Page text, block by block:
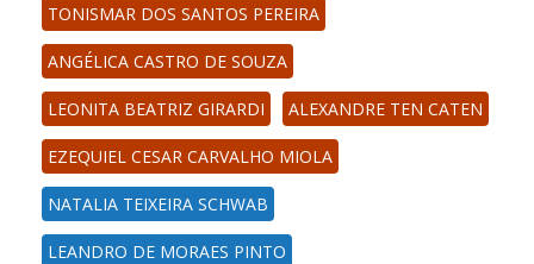
TONISMAR DOS SANTOS PEREIRA
ANGÉLICA CASTRO DE SOUZA
LEONITA BEATRIZ GIRARDI ALEXANDRE TEN CATEN
EZEQUIEL CESAR CARVALHO MIOLA
NATALIA TEIXEIRA SCHWAB
LEANDRO DE MORAES PINTO